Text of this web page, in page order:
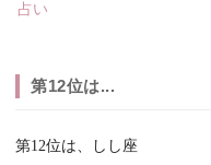
占い
第12位は...
第12位は、しし座